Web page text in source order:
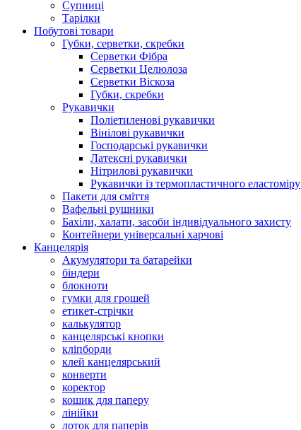
Супниці
Тарілки
Побутові товари
Губки, серветки, скребки
Серветки Фібра
Серветки Целюлоза
Серветки Віскоза
Губки, скребки
Рукавички
Поліетиленові рукавички
Вінілові рукавички
Господарські рукавички
Латексні рукавички
Нітрилові рукавички
Рукавички із термопластичного еластоміру
Пакети для сміття
Вафельні рушники
Бахіли, халати, засоби індивідуального захисту
Контейнери універсальні харчові
Канцелярія
Акумулятори та батарейки
біндери
блокноти
гумки для грошей
етикет-стрічки
калькулятор
канцелярські кнопки
кліпборди
клей канцелярський
конверти
коректор
кошик для паперу
лінійки
лоток для паперів